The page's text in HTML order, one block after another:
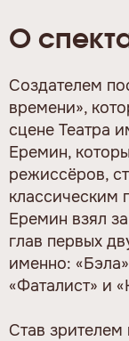
О
Создателем
времени»,
сцене Театра
Еремин,
режиссёров,
классическим
Еремин взял
глав первых
именно:
«Фаталист» и
Став зрителем